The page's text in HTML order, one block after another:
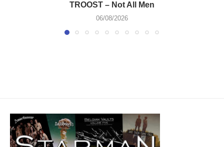
TROOST – Not All Men
06/08/2026